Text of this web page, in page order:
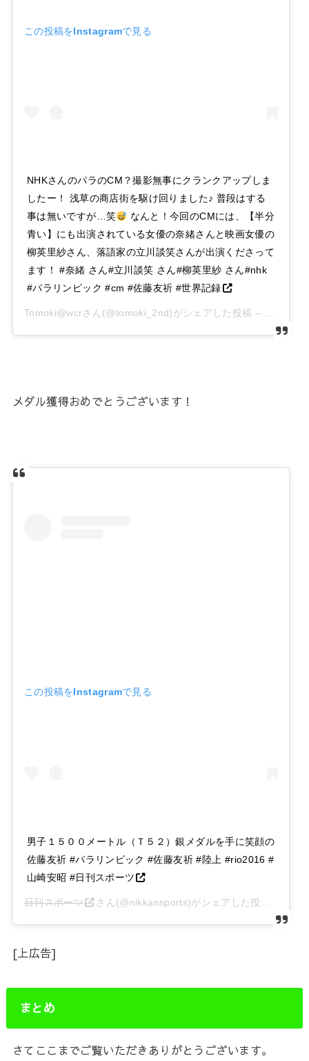
この投稿をInstagramで見る
NHKさんのパラのCM？撮影無事にクランクアップしま
したー！ 浅草の商店街を駆け回りました♪ 普段はする
事は無いですが…笑
なんと！今回のCMには、【半分
青い】にも出演されている女優の奈緒さんと映画女優の
柳英里紗さん、落語家の立川談笑さんが出演くださって
ます！ #奈緒 さん#立川談笑 さん#柳英里紗 さん#nhk
#パラリンピック #cm #佐藤友祈 #世界記録
Tomoki@wcrさん(@tomoki_2nd)がシェアした投稿 –
2019年 2
メダル獲得おめでとうございます！
この投稿をInstagramで見る
男子１５００メートル（Ｔ５２）銀メダルを手に笑顔の
佐藤友祈 #パラリンピック #佐藤友祈 #陸上 #rio2016 #
山崎安昭 #日刊スポーツ
日刊スポーツ さん(@nikkansports)がシェアした投稿 –
[上広告]
まとめ
さてここまでご覧いただきありがとうございます。